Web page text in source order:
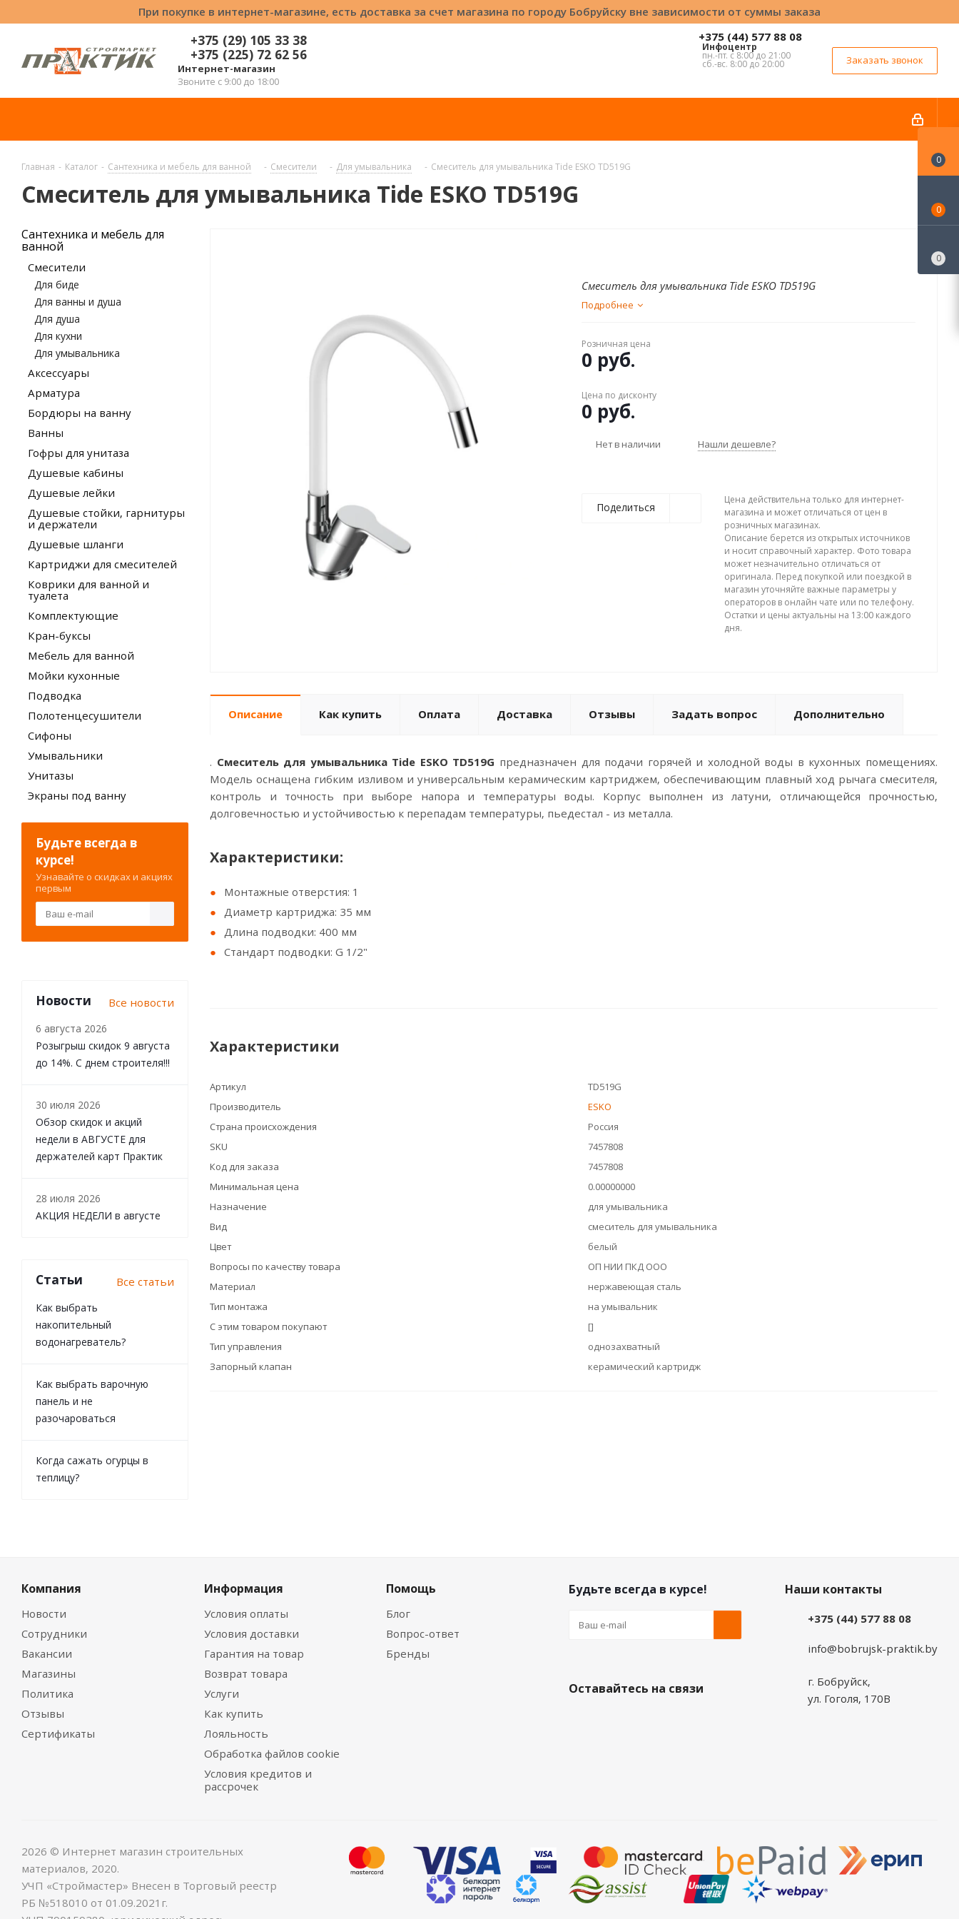
При покупке в интернет-магазине, есть доставка за счет магазина по городу Бобруйску вне зависимости от суммы заказа
+375 (29) 105 33 38
+375 (225) 72 62 56
Интернет-магазин
Звоните с 9:00 до 18:00
+375 (44) 577 88 08
Инфоцентр
пн.-пт. с 8:00 до 21:00
сб.-вс. 8:00 до 20:00 Заказать звонок
Главная - Каталог - Сантехника и мебель для ванной - Смесители - Для умывальника - Смеситель для умывальника Tide ESKO TD519G
Смеситель для умывальника Tide ESKO TD519G
Смеситель для умывальника Tide ESKO TD519G
Подробнее
Розничная цена
0 руб.
Цена по дисконту
0 руб.
Нет в наличии Нашли дешевле?
Поделиться
Цена действительна только для интернет-
магазина и может отличаться от цен в
розничных магазинах.
Описание берется из открытых источников
и носит справочный характер. Фото товара
может незначительно отличаться от
оригинала. Перед покупкой или поездкой в
магазин уточняйте важные параметры у
операторов в онлайн чате или по телефону.
Остатки и цены актуальны на 13:00 каждого
дня.
Описание Как купить Оплата Доставка Отзывы Задать вопрос Дополнительно
. Смеситель для умывальника Tide ESKO TD519G предназначен для подачи горячей и холодной воды в кухонных помещениях.
Модель оснащена гибким изливом и универсальным керамическим картриджем, обеспечивающим плавный ход рычага смесителя,
контроль и точность при выборе напора и температуры воды. Корпус выполнен из латуни, отличающейся прочностью,
долговечностью и устойчивостью к перепадам температуры, пьедестал - из металла.
Характеристики:
Монтажные отверстия: 1
Диаметр картриджа: 35 мм
Длина подводки: 400 мм
Стандарт подводки: G 1/2"
Характеристики
Артикул
TD519G
Производитель
ESKO
Страна происхождения
Россия
SKU
7457808
Код для заказа
7457808
Минимальная цена
0.00000000
Назначение
для умывальника
Вид
смеситель для умывальника
Цвет
белый
Вопросы по качеству товара
ОП НИИ ПКД ООО
Материал
нержавеющая сталь
Тип монтажа
на умывальник
С этим товаром покупают
[]
Тип управления
однозахватный
Запорный клапан
керамический картридж
Сантехника и мебель для
ванной
Смесители
Для биде
Для ванны и душа
Для душа
Для кухни
Для умывальника
Аксессуары
Арматура
Бордюры на ванну
Ванны
Гофры для унитаза
Душевые кабины
Душевые лейки
Душевые стойки, гарнитуры
и держатели
Душевые шланги
Картриджи для смесителей
Коврики для ванной и
туалета
Комплектующие
Кран-буксы
Мебель для ванной
Мойки кухонные
Подводка
Полотенцесушители
Сифоны
Умывальники
Унитазы
Экраны под ванну
Будьте всегда в
курсе!
Узнавайте о скидках и акциях
первым
Новости Все новости
6 августа 2026
Розыгрыш скидок 9 августа
до 14%. С днем строителя!!!
30 июля 2026
Обзор скидок и акций
недели в АВГУСТЕ для
держателей карт Практик
28 июля 2026
АКЦИЯ НЕДЕЛИ в августе
Статьи Все статьи
Как выбрать
накопительный
водонагреватель?
Как выбрать варочную
панель и не
разочароваться
Когда сажать огурцы в
теплицу?
Компания
Новости
Сотрудники
Вакансии
Магазины
Политика
Отзывы
Сертификаты
Информация
Условия оплаты
Условия доставки
Гарантия на товар
Возврат товара
Услуги
Как купить
Лояльность
Обработка файлов cookie
Условия кредитов и
рассрочек
Помощь
Блог
Вопрос-ответ
Бренды
Будьте всегда в курсе!
Оставайтесь на связи
Наши контакты
+375 (44) 577 88 08
info@bobrujsk-praktik.by
г. Бобруйск,
ул. Гоголя, 170В
2026 © Интернет магазин строительных
материалов, 2020.
УЧП «Строймастер» Внесен в Торговый реестр
РБ №518010 от 01.09.2021г.
0
0
0